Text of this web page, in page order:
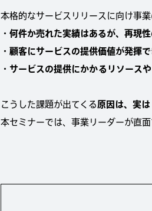
本格的なサービスリリースに向け事
・何件か売れた実績はあるが、再現
・顧客にサービスの提供価値が発揮
・サービスの提供にかかるリソース
こうした課題が出てくる 原因は、実
本セミナーでは、事業リーダーが直面